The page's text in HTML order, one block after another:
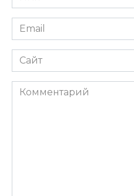
*
Email
*
Сайт
Комментарий